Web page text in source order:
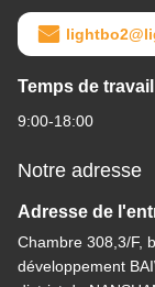
Temps de travail
9:00-18:00
Notre adresse
Adresse de
Chambre 308,3/F,
développement